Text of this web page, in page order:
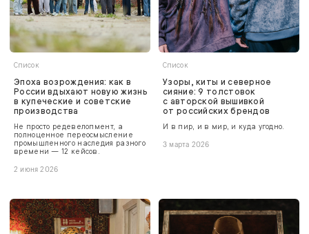
Список
Эпоха возрождения: как в
России вдыхают новую жизнь
в купеческие и советские
производства
Не просто редевелопмент, а
полноценное переосмысление
промышленного наследия разного
времени — 12 кейсов.
2 июня 2026
Список
Узоры, киты и северное
сияние: 9 толстовок
с авторской вышивкой
от российских брендов
И в пир, и в мир, и куда угодно.
3 марта 2026